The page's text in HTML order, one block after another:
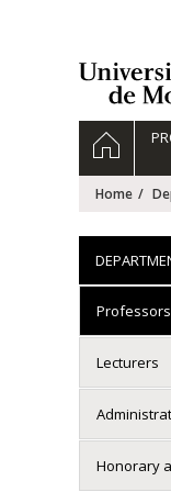
HOME
Home
Professors
Lecturers
Honorary